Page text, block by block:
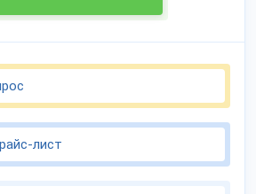
лист